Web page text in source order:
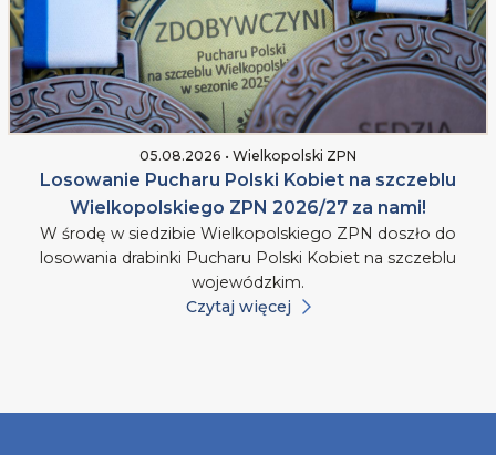
05.08.2026 • Wielkopolski ZPN
Losowanie Pucharu Polski Kobiet na szczeblu
Wielkopolskiego ZPN 2026/27 za nami!
W środę w siedzibie Wielkopolskiego ZPN doszło do
losowania drabinki Pucharu Polski Kobiet na szczeblu
wojewódzkim.
Czytaj więcej